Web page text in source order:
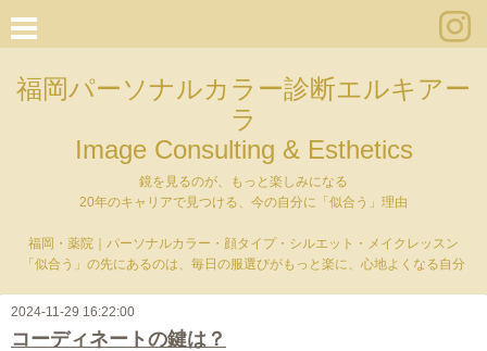
福岡パーソナルカラー診断エルキアー
ラ
Image Consulting & Esthetics
鏡を見るのが、もっと楽しみになる
20年のキャリアで見つける、今の自分に「似合う」理由
福岡・薬院｜パーソナルカラー・顔タイプ・シルエット・メイクレッスン
「似合う」の先にあるのは、毎日の服選びがもっと楽に、心地よくなる自分
2024-11-29 16:22:00
コーディネートの鍵は？